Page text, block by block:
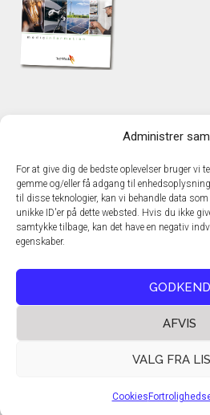
Administrer
For at give dig de bedste oplevelser bruger vi
gemme og/eller få adgang til
til disse teknologier, kan vi behandle data
unikke ID'er på dette websted. Hvis du ikke
samtykke tilbage, kan det have en negativ
egenskaber.
GODKEND
AFVIS
VALG FRA
Cookies
TechMedia
DK – 2600
Telefon: +45 43
E-mail: